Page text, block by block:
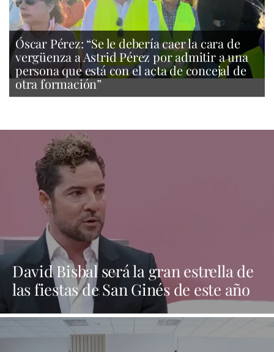
Óscar Pérez: “Se le debería caer la cara de
vergüenza a Astrid Pérez por admitir a una
persona que está con el acta de concejal de
otra formación”
David Bisbal será la gran estrella de
las fiestas de San Ginés de este año